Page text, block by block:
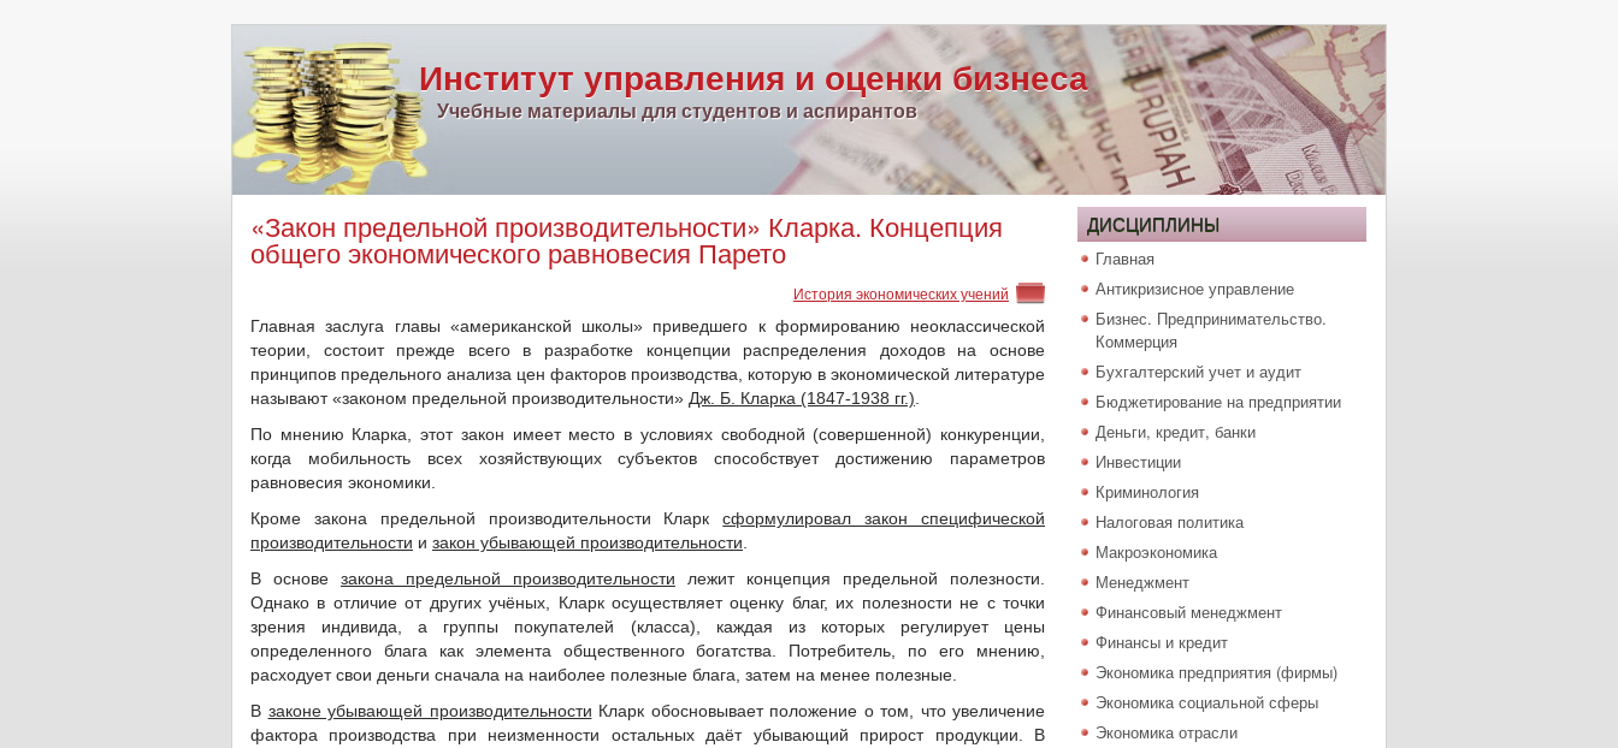
Институт управления и оценки бизнеса
Учебные материалы для студентов и аспирантов
«Закон предельной производительности» Кларка. Концепция
общего экономического равновесия Парето
История экономических учений
Главная заслуга главы «американской школы» приведшего к формированию неоклассической
теории, состоит прежде всего в разработке концепции распределения доходов на основе
принципов предельного анализа цен факторов производства, которую в экономической литературе
называют «законом предельной производительности» Дж. Б. Кларка (1847-1938 гг.)
По мнению Кларка, этот закон имеет место в условиях свободной (совершенной) конкуренции,
когда мобильность всех хозяйствующих субъектов способствует достижению параметров
равновесия экономики.
Кроме закона предельной производительности Кларксформулировал закон специфической
производительности и закон убывающей производительности
В основе закона предельной производительности лежит концепция предельной полезности.
Однако в отличие от других учёных, Кларк осуществляет оценку благ, их полезности не с точки
зрения индивида, а группы покупателей (класса), каждая из которых регулирует цены
определенного блага как элемента общественного богатства. Потребитель, по его мнению,
расходует свои деньги сначала на наиболее полезные блага, затем на менее полезные.
В законе убывающей производительности Кларк обосновывает положение о том, что увеличение
фактора производства при неизменности остальных даёт убывающий прирост продукции. В
ДИСЦИПЛИНЫ
Главная
Антикризисное управление
Бизнес. Предпринимательство.
Коммерция
Бухгалтерский учет и аудит
Бюджетирование на предприятии
Деньги, кредит, банки
Инвестиции
Криминология
Налоговая политика
Макроэкономика
Менеджмент
Финансовый менеджмент
Финансы и кредит
Экономика предприятия (фирмы)
Экономика социальной сферы
Экономика отрасли